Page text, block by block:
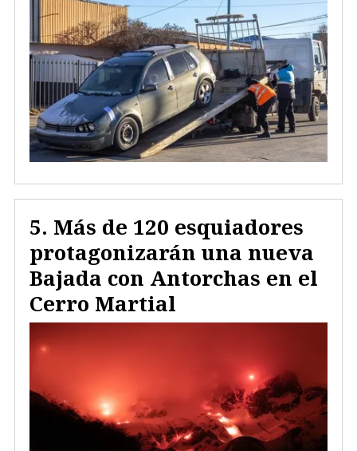
Más de 120 esquiadores
protagonizarán una nueva
Bajada con Antorchas en el
Cerro Martial